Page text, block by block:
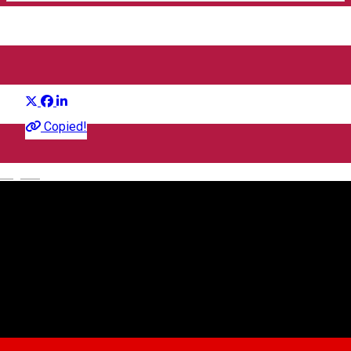
Copied!
Festival
Asociația Culturală Play